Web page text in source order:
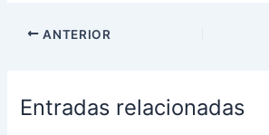
ANTERIOR
Entradas relacionadas